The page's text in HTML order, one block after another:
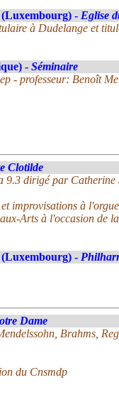
- Eglise
à Dudelange et
- Séminaire
- professeur: Benoît
Clotilde
9.3 dirigé par
improvisations à l'orgue
Arts à l'occasion de
-
Dame
Brahms,
du Cnsmdp